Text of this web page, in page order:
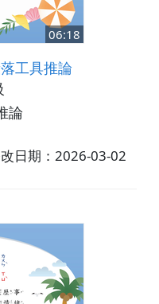
06:18
工具推論
論
日期：2026-03-02